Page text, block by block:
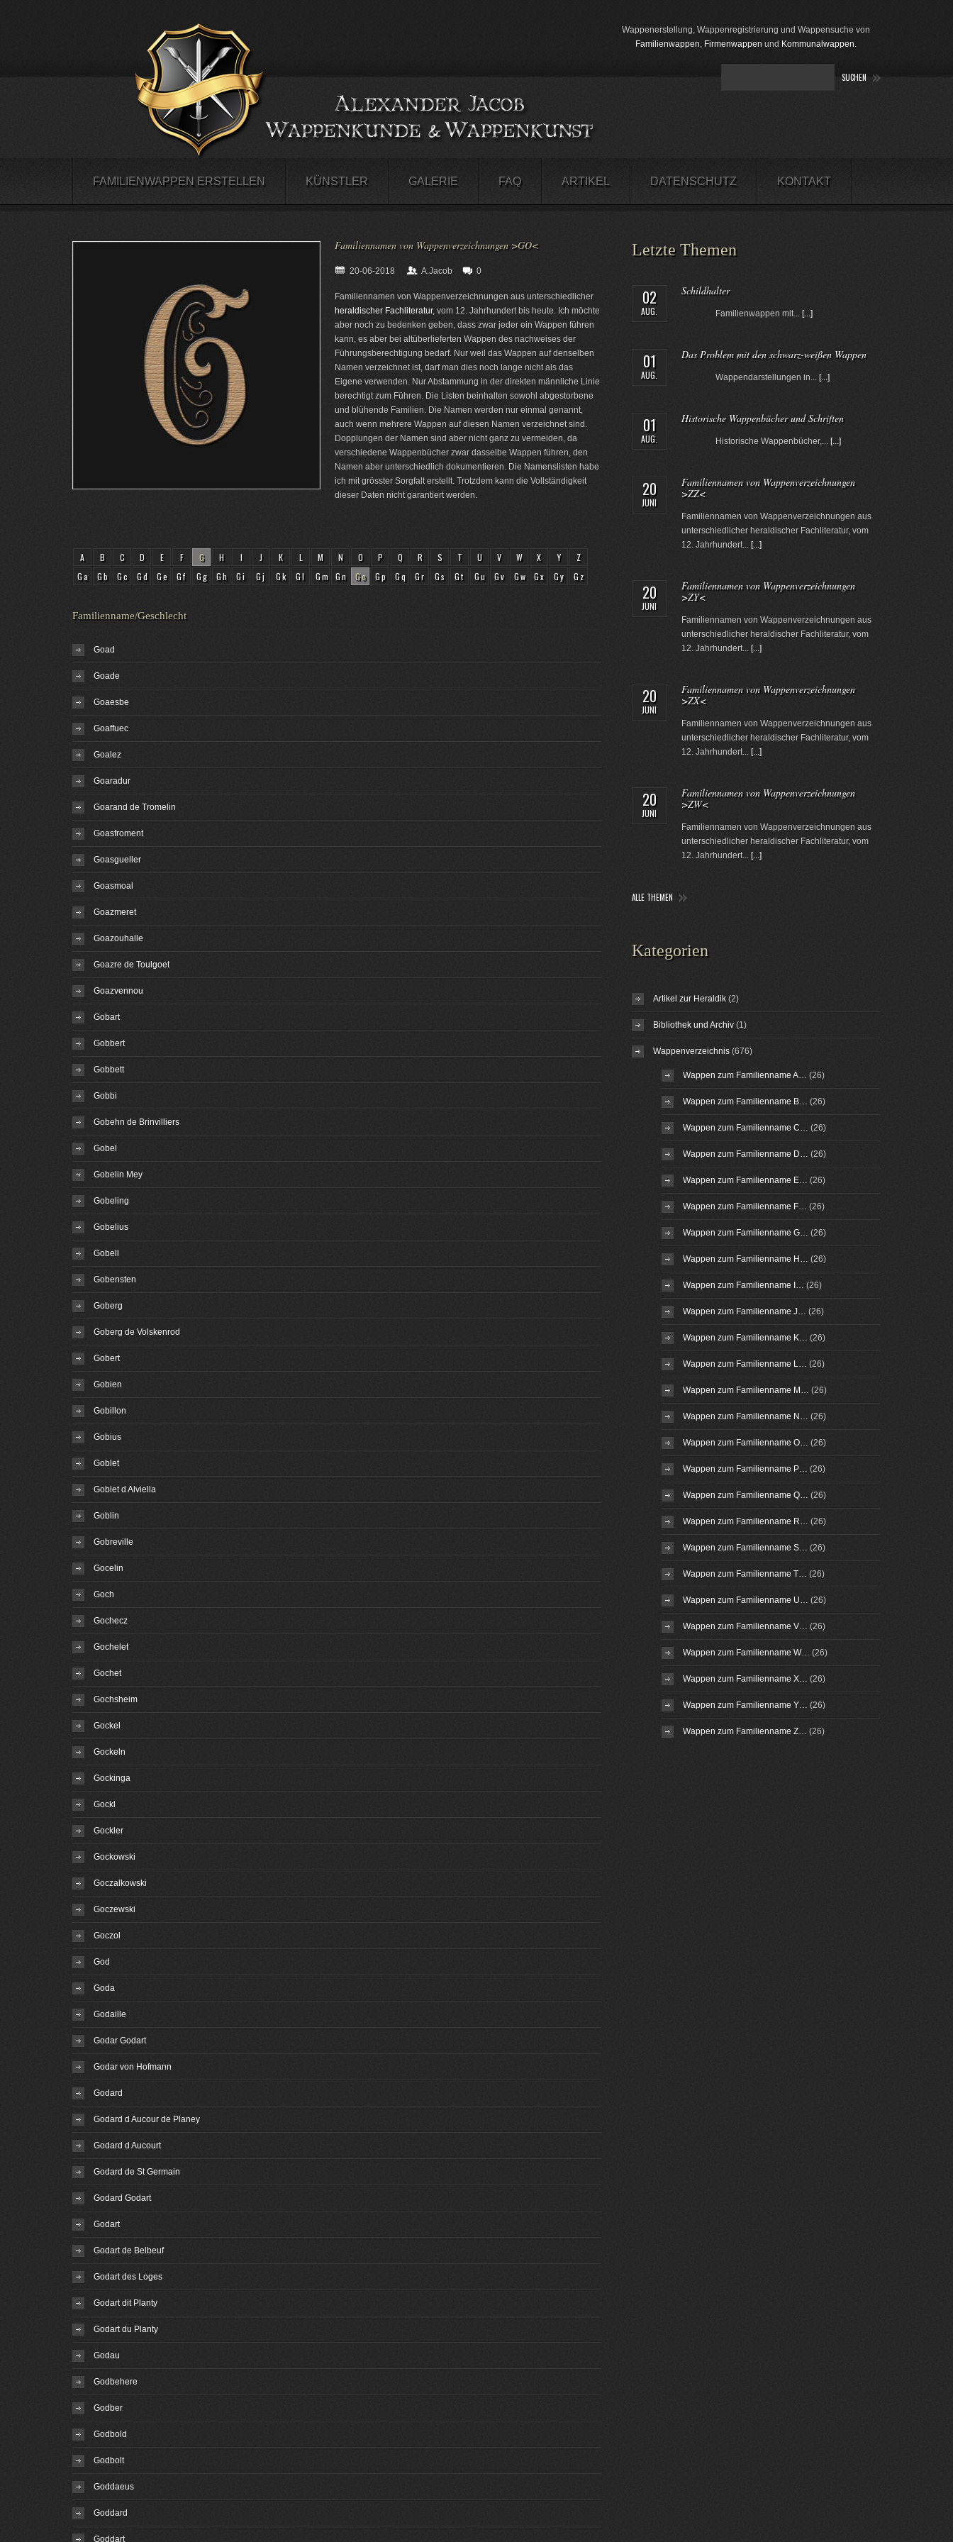
Wappenerstellung, Wappenregistrierung und Wappensuche von
Familienwappen, Firmenwappen und Kommunalwappen.
FAMILIENWAPPEN ERSTELLEN KÜNSTLER GALERIE FAQ ARTIKEL DATENSCHUTZ KONTAKT
Familiennamen von Wappenverzeichnungen >GO<
20-06-2018 A.Jacob 0
Familiennamen von Wappenverzeichnungen aus unterschiedlicher
heraldischer Fachliteratur, vom 12. Jahrhundert bis heute. Ich möchte
aber noch zu bedenken geben, dass zwar jeder ein Wappen führen
kann, es aber bei altüberlieferten Wappen des nachweises der
Führungsberechtigung bedarf. Nur weil das Wappen auf denselben
Namen verzeichnet ist, darf man dies noch lange nicht als das
Eigene verwenden. Nur Abstammung in der direkten männliche Linie
berechtigt zum Führen. Die Listen beinhalten sowohl abgestorbene
und blühende Familien. Die Namen werden nur einmal genannt,
auch wenn mehrere Wappen auf diesen Namen verzeichnet sind.
Dopplungen der Namen sind aber nicht ganz zu vermeiden, da
verschiedene Wappenbücher zwar dasselbe Wappen führen, den
Namen aber unterschiedlich dokumentieren. Die Namenslisten habe
ich mit grösster Sorgfalt erstellt. Trotzdem kann die Vollständigkeit
dieser Daten nicht garantiert werden.
A B C D E F G H I J K L M N O P Q R S T U V W X Y
Z
Ga
Gb Gc Gd Ge Gf Gg Gh Gi Gj Gk Gl Gm Gn Go Gp Gq Gr Gs Gt Gu Gv Gw Gx Gy Gz
Familienname/Geschlecht
Goad
Goade
Goaesbe
Goaffuec
Goalez
Goaradur
Goarand de Tromelin
Goasfroment
Goasgueller
Goasmoal
Goazmeret
Goazouhalle
Goazre de Toulgoet
Goazvennou
Gobart
Gobbert
Gobbett
Gobbi
Gobehn de Brinvilliers
Gobel
Gobelin Mey
Gobeling
Gobelius
Gobell
Gobensten
Goberg
Goberg de Volskenrod
Gobert
Gobien
Gobillon
Gobius
Goblet
Goblet d Alviella
Goblin
Gobreville
Gocelin
Goch
Gochecz
Gochelet
Gochet
Gochsheim
Gockel
Gockeln
Gockinga
Gockl
Gockler
Gockowski
Goczalkowski
Goczewski
Goczol
God
Goda
Godaille
Godar Godart
Godar von Hofmann
Godard
Godard d Aucour de Planey
Godard d Aucourt
Godard de St Germain
Godard Godart
Godart
Godart de Belbeuf
Godart des Loges
Godart dit Planty
Godart du Planty
Godau
Godbehere
Godber
Godbold
Godbolt
Goddaeus
Goddard
Goddart
Letzte Themen
02
AUG.
Schildhalter
Familienwappen mit... [...]
01
AUG.
Das Problem mit den schwarz-weißen Wappen
Wappendarstellungen in... [...]
01
AUG.
Historische Wappenbücher und Schriften
Historische Wappenbücher,... [...]
20
JUNI
Familiennamen von Wappenverzeichnungen
>ZZ<
Familiennamen von Wappenverzeichnungen aus
unterschiedlicher heraldischer Fachliteratur, vom
12. Jahrhundert... [...]
20
JUNI
Familiennamen von Wappenverzeichnungen
>ZY<
Familiennamen von Wappenverzeichnungen aus
unterschiedlicher heraldischer Fachliteratur, vom
12. Jahrhundert... [...]
20
JUNI
Familiennamen von Wappenverzeichnungen
>ZX<
Familiennamen von Wappenverzeichnungen aus
unterschiedlicher heraldischer Fachliteratur, vom
12. Jahrhundert... [...]
20
JUNI
Familiennamen von Wappenverzeichnungen
>ZW<
Familiennamen von Wappenverzeichnungen aus
unterschiedlicher heraldischer Fachliteratur, vom
12. Jahrhundert... [...]
ALLE THEMEN
Kategorien
Artikel zur Heraldik(2)
Bibliothek und Archiv(1)
Wappenverzeichnis(676)
Wappen zum Familienname A… (26)
Wappen zum Familienname B… (26)
Wappen zum Familienname C… (26)
Wappen zum Familienname D… (26)
Wappen zum Familienname E… (26)
Wappen zum Familienname F… (26)
Wappen zum Familienname G… (26)
Wappen zum Familienname H… (26)
Wappen zum Familienname I… (26)
Wappen zum Familienname J… (26)
Wappen zum Familienname K… (26)
Wappen zum Familienname L… (26)
Wappen zum Familienname M… (26)
Wappen zum Familienname N… (26)
Wappen zum Familienname O… (26)
Wappen zum Familienname P… (26)
Wappen zum Familienname Q… (26)
Wappen zum Familienname R… (26)
Wappen zum Familienname S… (26)
Wappen zum Familienname T… (26)
Wappen zum Familienname U… (26)
Wappen zum Familienname V… (26)
Wappen zum Familienname W… (26)
Wappen zum Familienname X… (26)
Wappen zum Familienname Y… (26)
Wappen zum Familienname Z… (26)